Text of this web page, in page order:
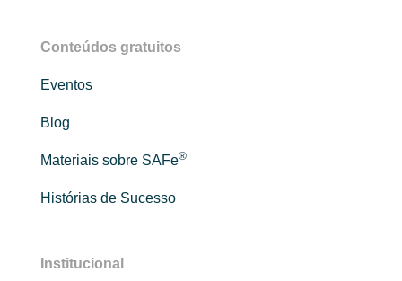
Conteúdos gratuitos
Eventos
Blog
Materiais sobre SAFe®
Histórias de Sucesso
Institucional